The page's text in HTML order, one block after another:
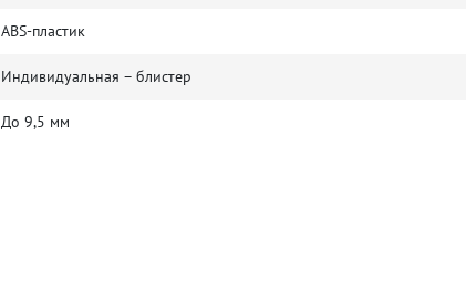
ABS-пластик
Индивидуальная – блистер
До 9,5 мм